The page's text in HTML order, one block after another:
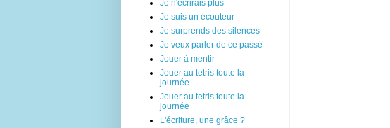
Je n'écrirais plus
Je suis un écouteur
Je surprends des silences
Je veux parler de ce passé
Jouer à mentir
Jouer au tetris toute la
journée
Jouer au tetris toute la
journée
L'écriture, une grâce ?